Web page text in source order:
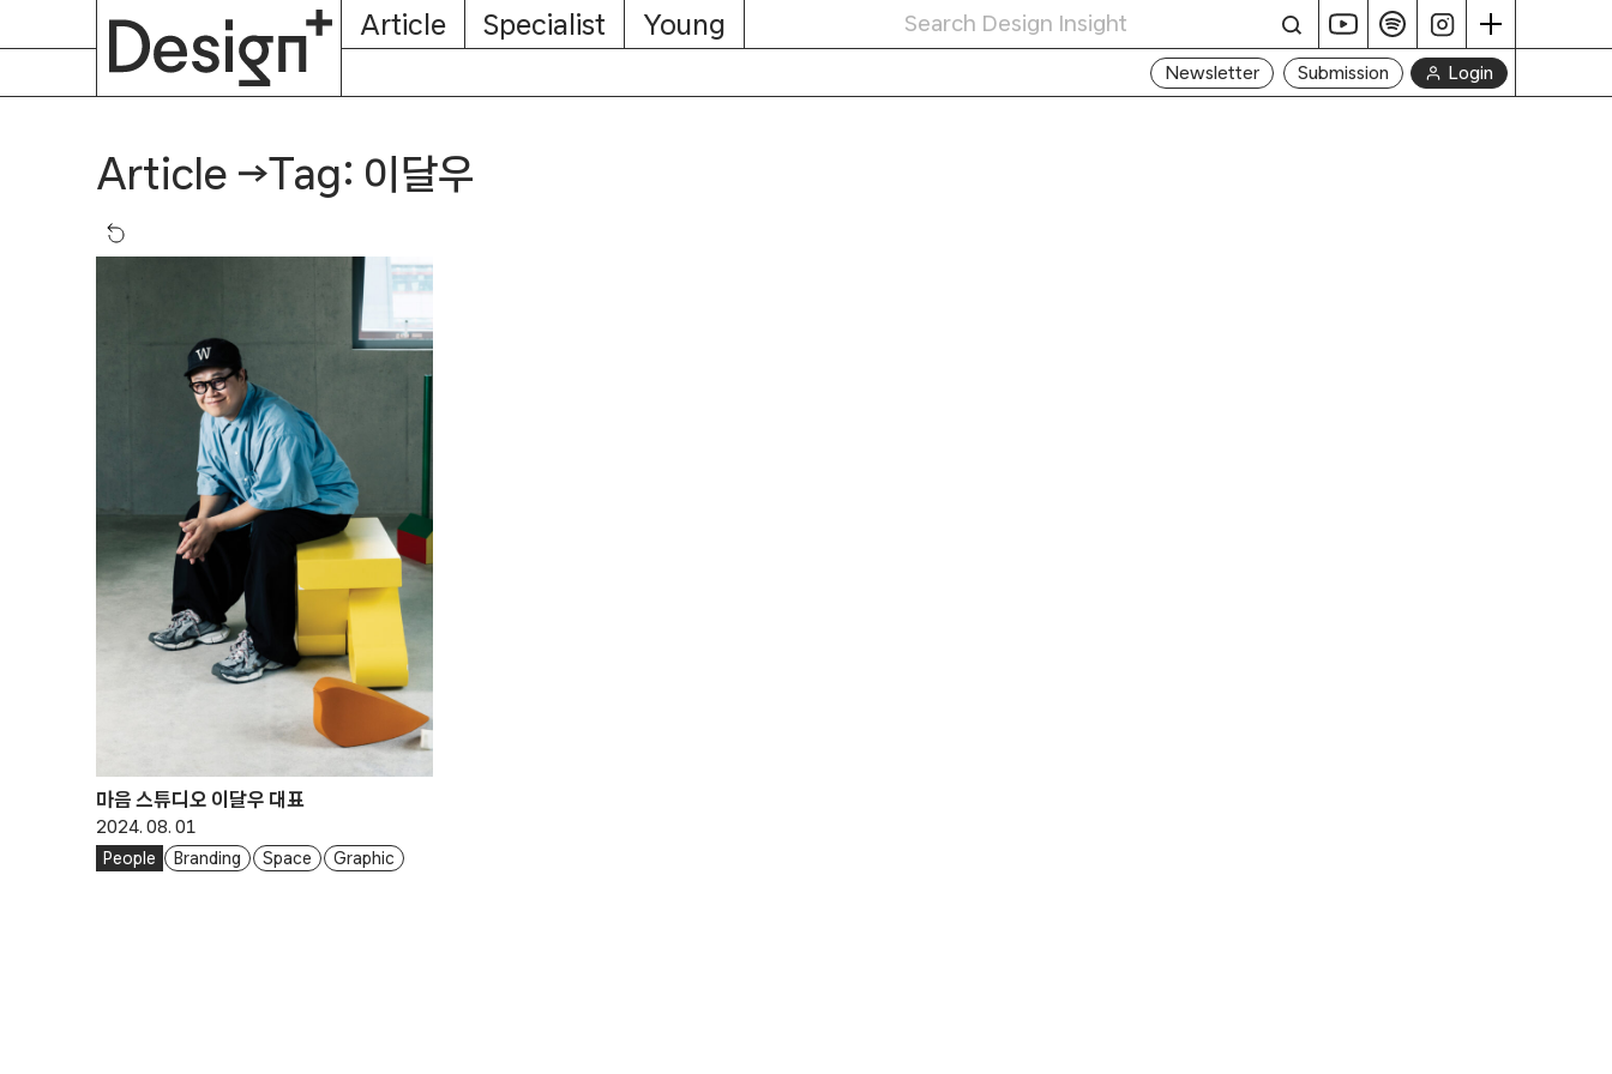
Article Specialist Young
Newsletter Submission Login
Article →Tag: 이달우
마음 스튜디오 이달우 대표
2024. 08. 01
People Branding Space Graphic
About
Subscription
Magazine